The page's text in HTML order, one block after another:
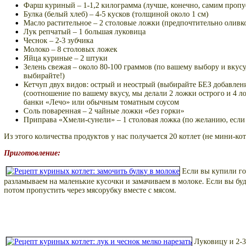
Фарш куриный – 1-1,2 килограмма (лучше, конечно, самим
Булка (белый хлеб) – 4-5 кусков (толщиной около 1 см)
Масло растительное – 2 столовые ложки (предпочтительно
Лук репчатый – 1 большая луковица
Чеснок – 2-3 зубчика
Молоко – 8 столовых ложек
Яйца куриные – 2 штуки
Зелень свежая – около 80-100 граммов (по вашему выбору и
выбирайте!)
Кетчуп двух видов: острый и неострый (выбирайте БЕЗ
(соотношение по вашему вкусу, мы делали 2 ложки острого и 4
банки «Лечо» или обычным томатным соусом
Соль поваренная – 2 чайные ложки «без горки»
Приправа «Хмели-сунели» – 1 столовая ложка (по желанию,
Из этого количества продуктов у нас получается 20 котлет (не мини-
Приготовление:
Если вы купили
разламываем на маленькие кусочки и замачиваем в молоке. Если вы
потом пропустить через мясорубку вместе с мясом.
Луковицу и 2-3